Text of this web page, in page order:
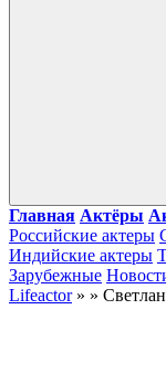
Главная Актёры
Российские актеры
Индийские актеры
Зарубежные
Lifeactor» »